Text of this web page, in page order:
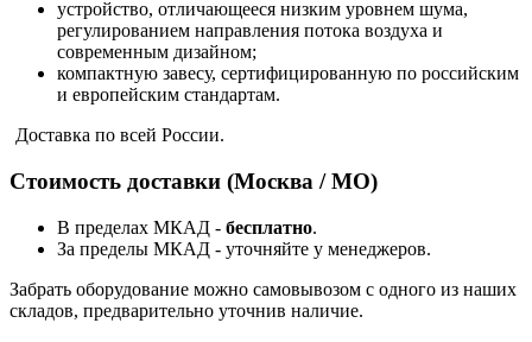
устройство, отличающееся низким уровнем шума,
регулированием направления потока воздуха и
современным дизайном;
компактную завесу, сертифицированную по российским
и европейским стандартам.
Доставка по всей России.
Стоимость доставки (Москва / МО)
В пределах МКАД - бесплатно.
За пределы МКАД - уточняйте у менеджеров.
Забрать оборудование можно самовывозом с одного из наших
складов, предварительно уточнив наличие.